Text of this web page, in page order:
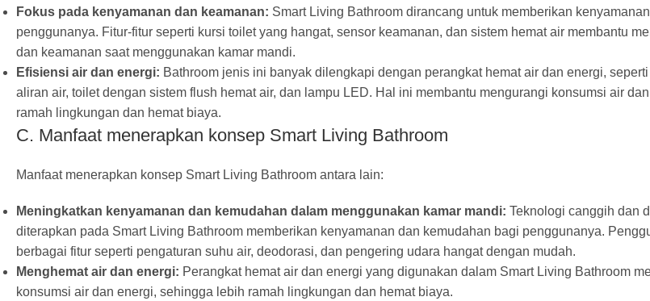
Fokus pada kenyamanan dan keamanan: Smart Living Bathroom dirancang untuk memberikan
penggunanya. Fitur-fitur seperti kursi toilet yang hangat, sensor keamanan, dan sistem hemat air membantu
dan keamanan saat menggunakan kamar mandi.
Efisiensi air dan energi: Bathroom jenis ini banyak dilengkapi dengan perangkat hemat air dan energi,
aliran air, toilet dengan sistem flush hemat air, dan lampu LED. Hal ini membantu mengurangi konsumsi air
ramah lingkungan dan hemat biaya.
C. Manfaat menerapkan konsep Smart Living Bathroom
Manfaat menerapkan konsep Smart Living Bathroom antara lain:
Meningkatkan kenyamanan dan kemudahan dalam menggunakan kamar mandi: Teknologi canggih dan
diterapkan pada Smart Living Bathroom memberikan kenyamanan dan kemudahan bagi penggunanya.
berbagai fitur seperti pengaturan suhu air, deodorasi, dan pengering udara hangat dengan mudah.
Menghemat air dan energi: Perangkat hemat air dan energi yang digunakan dalam Smart Living Bathroom
konsumsi air dan energi, sehingga lebih ramah lingkungan dan hemat biaya.